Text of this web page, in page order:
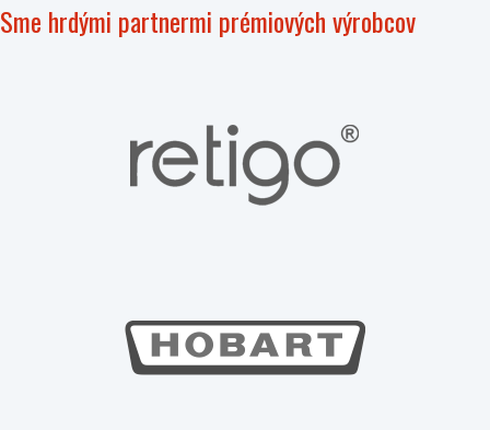
Sme hrdými partnermi prémiových výrobcov